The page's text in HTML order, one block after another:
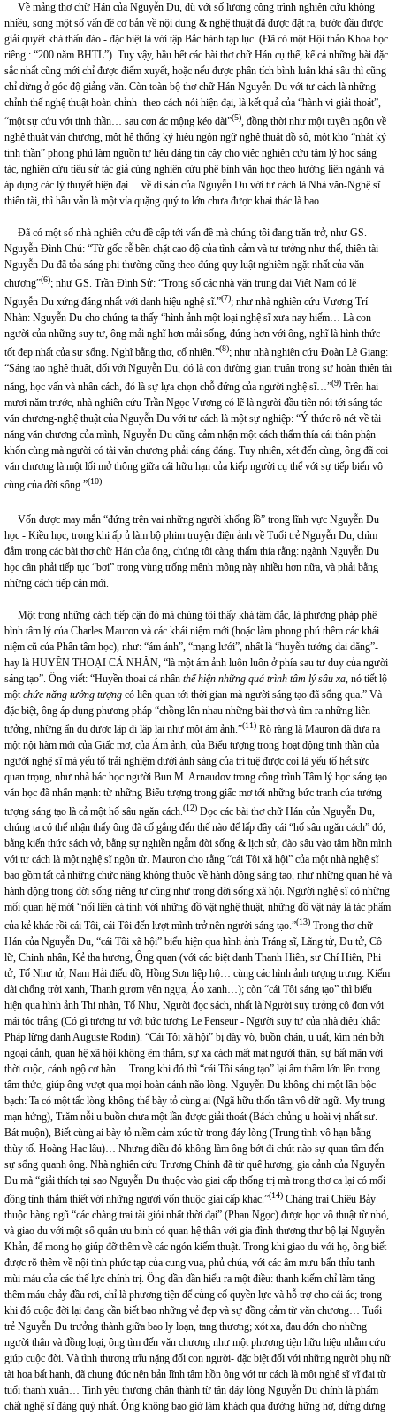
Về mảng thơ chữ Hán của Nguyễn Du, dù với số lượng công trình nghiên cứu không
nhiều, song một số vấn đề cơ bản về nội dung & nghệ thuật đã được đặt ra, bước đầu được
giải quyết khá thấu đáo - đặc biệt là với tập Bắc hành tạp lục. (Đã có một Hội thảo Khoa học
riêng : “200 năm BHTL”). Tuy vậy, hầu hết các bài thơ chữ Hán cụ thể, kể cả những bài đặc
sắc nhất cũng mới chỉ được điểm xuyết, hoặc nếu được phân tích bình luận khá sâu thì cũng
chỉ dừng ở góc độ giảng văn. Còn toàn bộ thơ chữ Hán Nguyễn Du với tư cách là những
chỉnh thể nghệ thuật hoàn chỉnh- theo cách nói hiện đại, là kết quả của “hành vi giải thoát”,
“một sự cứu vớt tinh thần… sau cơn ác mộng kéo dài”(5), đồng thời như một tuyên ngôn về
nghệ thuật văn chương, một hệ thống ký hiệu ngôn ngữ nghệ thuật đồ sộ, một kho “nhật ký
tinh thần” phong phú làm nguồn tư liệu đáng tin cậy cho việc nghiên cứu tâm lý học sáng
tác, nghiên cứu tiểu sử tác giả cùng nghiên cứu phê bình văn học theo hướng liên ngành và
áp dụng các lý thuyết hiện đại… về di sản của Nguyễn Du với tư cách là Nhà văn-Nghệ sĩ
thiên tài, thì hầu vẫn là một vỉa quặng quý to lớn chưa được khai thác là bao.
Đã có một số nhà nghiên cứu đề cập tới vấn đề mà chúng tôi đang trăn trở, như GS.
Nguyễn Đình Chú: “Từ gốc rễ bền chặt cao độ của tình cảm và tư tưởng như thế, thiên tài
Nguyễn Du đã tỏa sáng phi thường cũng theo đúng quy luật nghiêm ngặt nhất của văn
chương”(6); như GS. Trần Đình Sử: “Trong số các nhà văn trung đại Việt Nam có lẽ
Nguyễn Du xứng đáng nhất với danh hiệu nghệ sĩ.”(7); như nhà nghiên cứu Vương Trí
Nhàn: Nguyễn Du cho chúng ta thấy “hình ảnh một loại nghệ sĩ xưa nay hiếm… Là con
người của những suy tư, ông mải nghĩ hơn mải sống, đúng hơn với ông, nghĩ là hình thức
tốt đẹp nhất của sự sống. Nghĩ bằng thơ, cố nhiên.”(8); như nhà nghiên cứu Đoàn Lê Giang:
“Sáng tạo nghệ thuật, đối với Nguyễn Du, đó là con đường gian truân trong sự hoàn thiện tài
năng, học vấn và nhân cách, đó là sự lựa chọn chỗ đứng của người nghệ sĩ…”(9) Trên hai
mươi năm trước, nhà nghiên cứu Trần Ngọc Vương có lẽ là người đầu tiên nói tới sáng tác
văn chương-nghệ thuật của Nguyễn Du với tư cách là một sự nghiệp: “Ý thức rõ nét về tài
năng văn chương của mình, Nguyễn Du cũng cảm nhận một cách thấm thía cái thân phận
khốn cùng mà người có tài văn chương phải cáng đáng. Tuy nhiên, xét đến cùng, ông đã coi
văn chương là một lối mở thông giữa cái hữu hạn của kiếp người cụ thể với sự tiếp biến vô
cùng của đời sống.”(10)
Vốn được may mắn “đứng trên vai những người khổng lồ” trong lĩnh vực Nguyễn Du
học - Kiều học, trong khi ấp ủ làm bộ phim truyện điện ảnh về Tuổi trẻ Nguyễn Du, chìm
đắm trong các bài thơ chữ Hán của ông, chúng tôi càng thấm thía rằng: ngành Nguyễn Du
học cần phải tiếp tục “bơi” trong vùng trống mênh mông này nhiều hơn nữa, và phải bằng
những cách tiếp cận mới.
Một trong những cách tiếp cận đó mà chúng tôi thấy khá tâm đắc, là phương pháp phê
bình tâm lý của Charles Mauron và các khái niệm mới (hoặc làm phong phú thêm các khái
niệm cũ của Phân tâm học), như: “ám ảnh”, “mạng lưới”, nhất là “huyễn tưởng dai dẳng”-
hay là HUYỀN THOẠI CÁ NHÂN, “là một ám ảnh luôn luôn ở phía sau tư duy của người
sáng tạo”. Ông viết: “Huyền thoại cá nhân thể hiện những quá trình tâm lý sâu xa, nó tiết lộ
mộtchức năng tưởng tượng có liên quan tới thời gian mà người sáng tạo đã sống qua.” Và
đặc biệt, ông áp dụng phương pháp “chồng lên nhau những bài thơ và tìm ra những liên
tưởng, những ẩn dụ được lặp đi lặp lại như một ám ảnh.”(11) Rõ ràng là Mauron đã đưa ra
một nội hàm mới của Giấc mơ, của Ám ảnh, của Biểu tượng trong hoạt động tinh thần của
người nghệ sĩ mà yếu tố trải nghiệm dưới ánh sáng của trí tuệ được coi là yếu tố hết sức
quan trọng, như nhà bác học người Bun M. Arnaudov trong công trình Tâm lý học sáng tạo
văn học đã nhấn mạnh: từ những Biểu tượng trong giấc mơ tới những bức tranh của tưởng
tượng sáng tạo là cả một hố sâu ngăn cách.(12) Đọc các bài thơ chữ Hán của Nguyễn Du,
chúng ta có thể nhận thấy ông đã cố gắng đến thế nào để lấp đầy cái “hố sâu ngăn cách” đó,
bằng kiến thức sách vở, bằng sự nghiền ngẫm đời sống & lịch sử, đào sâu vào tâm hồn mình
với tư cách là một nghệ sĩ ngôn từ. Mauron cho rằng “cái Tôi xã hội” của một nhà nghệ sĩ
bao gồm tất cả những chức năng không thuộc về hành động sáng tạo, như những quan hệ và
hành động trong đời sống riêng tư cũng như trong đời sống xã hội. Người nghệ sĩ có những
mối quan hệ mới “nối liền cá tính với những đồ vật nghệ thuật, những đồ vật này là tác phẩm
của kẻ khác rồi cái Tôi, cái Tôi đến lượt mình trở nên người sáng tạo.”(13) Trong thơ chữ
Hán của Nguyễn Du, “cái Tôi xã hội” biểu hiện qua hình ảnh Tráng sĩ, Lãng tử, Du tử, Cô
lữ, Chinh nhân, Kẻ tha hương, Ông quan (với các biệt danh Thanh Hiên, sư Chí Hiên, Phi
tử, Tố Như tử, Nam Hải điếu đồ, Hồng Sơn liệp hộ… cùng các hình ảnh tượng trưng: Kiếm
dài chống trời xanh, Thanh gươm yên ngựa, Áo xanh…); còn “cái Tôi sáng tạo” thì biểu
hiện qua hình ảnh Thi nhân, Tố Như, Người đọc sách, nhất là Người suy tưởng cô đơn với
mái tóc trắng (Có gì tương tự với bức tượng Le Penseur - Người suy tư của nhà điêu khắc
Pháp lừng danh Auguste Rodin). “Cái Tôi xã hội” bị dày vò, buồn chán, u uất, kìm nén bởi
ngoại cảnh, quan hệ xã hội không êm thắm, sự xa cách mất mát người thân, sự bất mãn với
thời cuộc, cảnh ngộ cơ hàn… Trong khi đó thì “cái Tôi sáng tạo” lại âm thầm lớn lên trong
tâm thức, giúp ông vượt qua mọi hoàn cảnh não lòng. Nguyễn Du không chỉ một lần bộc
bạch: Ta có một tấc lòng không thể bày tỏ cùng ai (Ngã hữu thốn tâm vô dữ ngữ. My trung
mạn hứng), Trăm nỗi u buồn chưa một lần được giải thoát (Bách chủng u hoài vị nhất sư.
Bát muộn), Biết cùng ai bày tỏ niềm cảm xúc từ trong đáy lòng (Trung tình vô hạn bằng
thùy tố. Hoàng Hạc lâu)… Nhưng điều đó không làm ông bớt đi chút nào sự quan tâm đến
sự sống quanh ông. Nhà nghiên cứu Trương Chính đã từ quê hương, gia cảnh của Nguyễn
Du mà “giải thích tại sao Nguyễn Du thuộc vào giai cấp thống trị mà trong thơ ca lại có mối
đồng tình thắm thiết với những người vốn thuộc giai cấp khác.”(14) Chàng trai Chiêu Bảy
thuộc hàng ngũ “các chàng trai tài giỏi nhất thời đại” (Phan Ngọc) được học võ thuật từ nhỏ,
và giao du với một số quân ưu binh có quan hệ thân với gia đình thương thư bộ lại Nguyễn
Khản, để mong họ giúp đỡ thêm về các ngón kiếm thuật. Trong khi giao du với họ, ông biết
được rõ thêm về nội tình phức tạp của cung vua, phủ chúa, với các âm mưu bẩn thỉu tanh
mùi máu của các thế lực chính trị. Ông dần dần hiểu ra một điều: thanh kiếm chỉ làm tăng
thêm máu chảy đầu rơi, chỉ là phương tiện để củng cố quyền lực và hỗ trợ cho cái ác; trong
khi đó cuộc đời lại đang cần biết bao những vẻ đẹp và sự đồng cảm từ văn chương… Tuổi
trẻ Nguyễn Du trưởng thành giữa bao ly loạn, tang thương; xót xa, đau đớn cho những
người thân và đồng loại, ông tìm đến văn chương như một phương tiện hữu hiệu nhằm cứu
giúp cuộc đời. Và tình thương trĩu nặng đối con người- đặc biệt đối với những người phụ nữ
tài hoa bất hạnh, đã chung đúc nên bản lĩnh tâm hồn ông với tư cách là một nghệ sĩ vĩ đại từ
tuổi thanh xuân… Tình yêu thương chân thành từ tận đáy lòng Nguyễn Du chính là phẩm
chất nghệ sĩ đáng quý nhất. Ông không bao giờ làm khách qua đường hững hờ, dửng dưng